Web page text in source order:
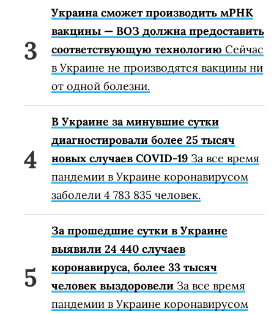
Украина сможет производить мРНК
вакцины — ВОЗ должна предоставить
соответствующую технологию Сейчас
в Украине не производятся вакцины ни
от одной болезни.
В Украине за минувшие сутки
диагностировали более 25 тысяч
новых случаев COVID-19 За все время
пандемии в Украине коронавирусом
заболели 4 783 835 человек.
За прошедшие сутки в Украине
выявили 24 440 случаев
коронавируса, более 33 тысяч
человек выздоровели За все время
пандемии в Украине коронавирусом